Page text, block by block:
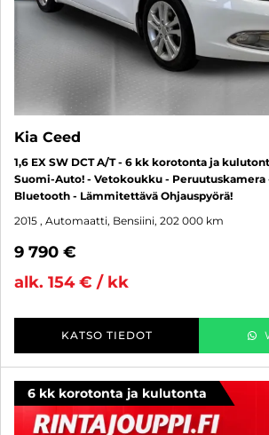
Kia Ceed
1,6 EX SW DCT A/T - 6 kk korotonta ja
Suomi-Auto! - Vetokoukku -
Bluetooth - Lämmitettävä Ohjauspyörä!
2015 , Automaatti, Bensiini, 202 000 km
9 790 €
alk. 154 € / kk
KATSO TIEDOT
6 kk korotonta ja kulutonta